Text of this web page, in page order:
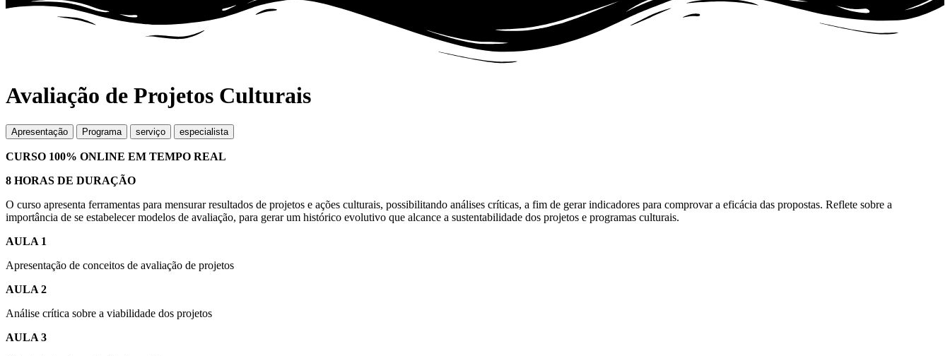
Avaliação de Projetos Culturais
Apresentação Programa serviço especialista
CURSO 100% ONLINE EM TEMPO REAL
8 HORAS DE DURAÇÃO
O curso apresenta ferramentas para mensurar resultados de projetos e ações culturais, possibilitando análises críticas, a fim de gerar indicadores para comprovar a eficácia das propostas. Reflete sobre a
importância de se estabelecer modelos de avaliação, para gerar um histórico evolutivo que alcance a sustentabilidade dos projetos e programas culturais.
AULA 1
Apresentação de conceitos de avaliação de projetos
AULA 2
Análise crítica sobre a viabilidade dos projetos
AULA 3